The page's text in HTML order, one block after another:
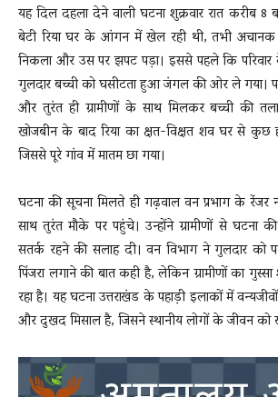
यह दिल दहला देने वाली घटना शुक्रवार रात करीब 8
बेटी रिया घर के आंगन में खेल रही थी, तभी
निकला और उस पर झपट पड़ा। इससे पहले कि
गुलदार बच्ची को घसीटता हुआ जंगल की ओर ले गया।
और तुरंत ही ग्रामीणों के साथ मिलकर बच्ची की
खोजबीन के बाद रिया का क्षत-विक्षत शव घर से कुछ
जिससे पूरे गांव में मातम छा गया।
घटना की सूचना मिलते ही गढ़वाल वन प्रभाग के रेंजर
साथ तुरंत मौके पर पहुंचे। उन्होंने ग्रामीणों से घटना
सतर्क रहने की सलाह दी। वन विभाग ने गुलदार
पिंजरा लगाने की बात कही है, लेकिन ग्रामीणों का
रहा है। यह घटना उत्तराखंड के पहाड़ी इलाकों में
और दुखद मिसाल है, जिसने स्थानीय लोगों के जीवन को